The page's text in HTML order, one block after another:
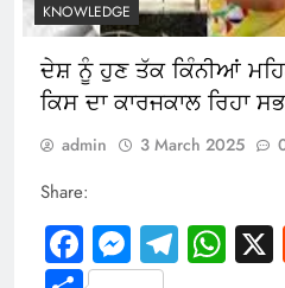
KNOWLEDGE
ਦੇਸ਼ ਨੂੰ ਹੁਣ ਤੱਕ ਕਿੰਨੀਆਂ
ਕਿਸ ਦਾ ਕਾਰਜਕਾਲ ਰਿਹਾ
admin 3 March 2025
Share:
Facebook